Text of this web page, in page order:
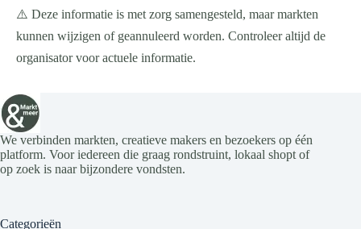
⚠️ Deze informatie is met zorg samengesteld, maar markten
kunnen wijzigen of geannuleerd worden. Controleer altijd de
organisator voor actuele informatie.
We verbinden markten, creatieve makers en bezoekers op één
platform. Voor iedereen die graag rondstruint, lokaal shopt of
op zoek is naar bijzondere vondsten.
Categorieën